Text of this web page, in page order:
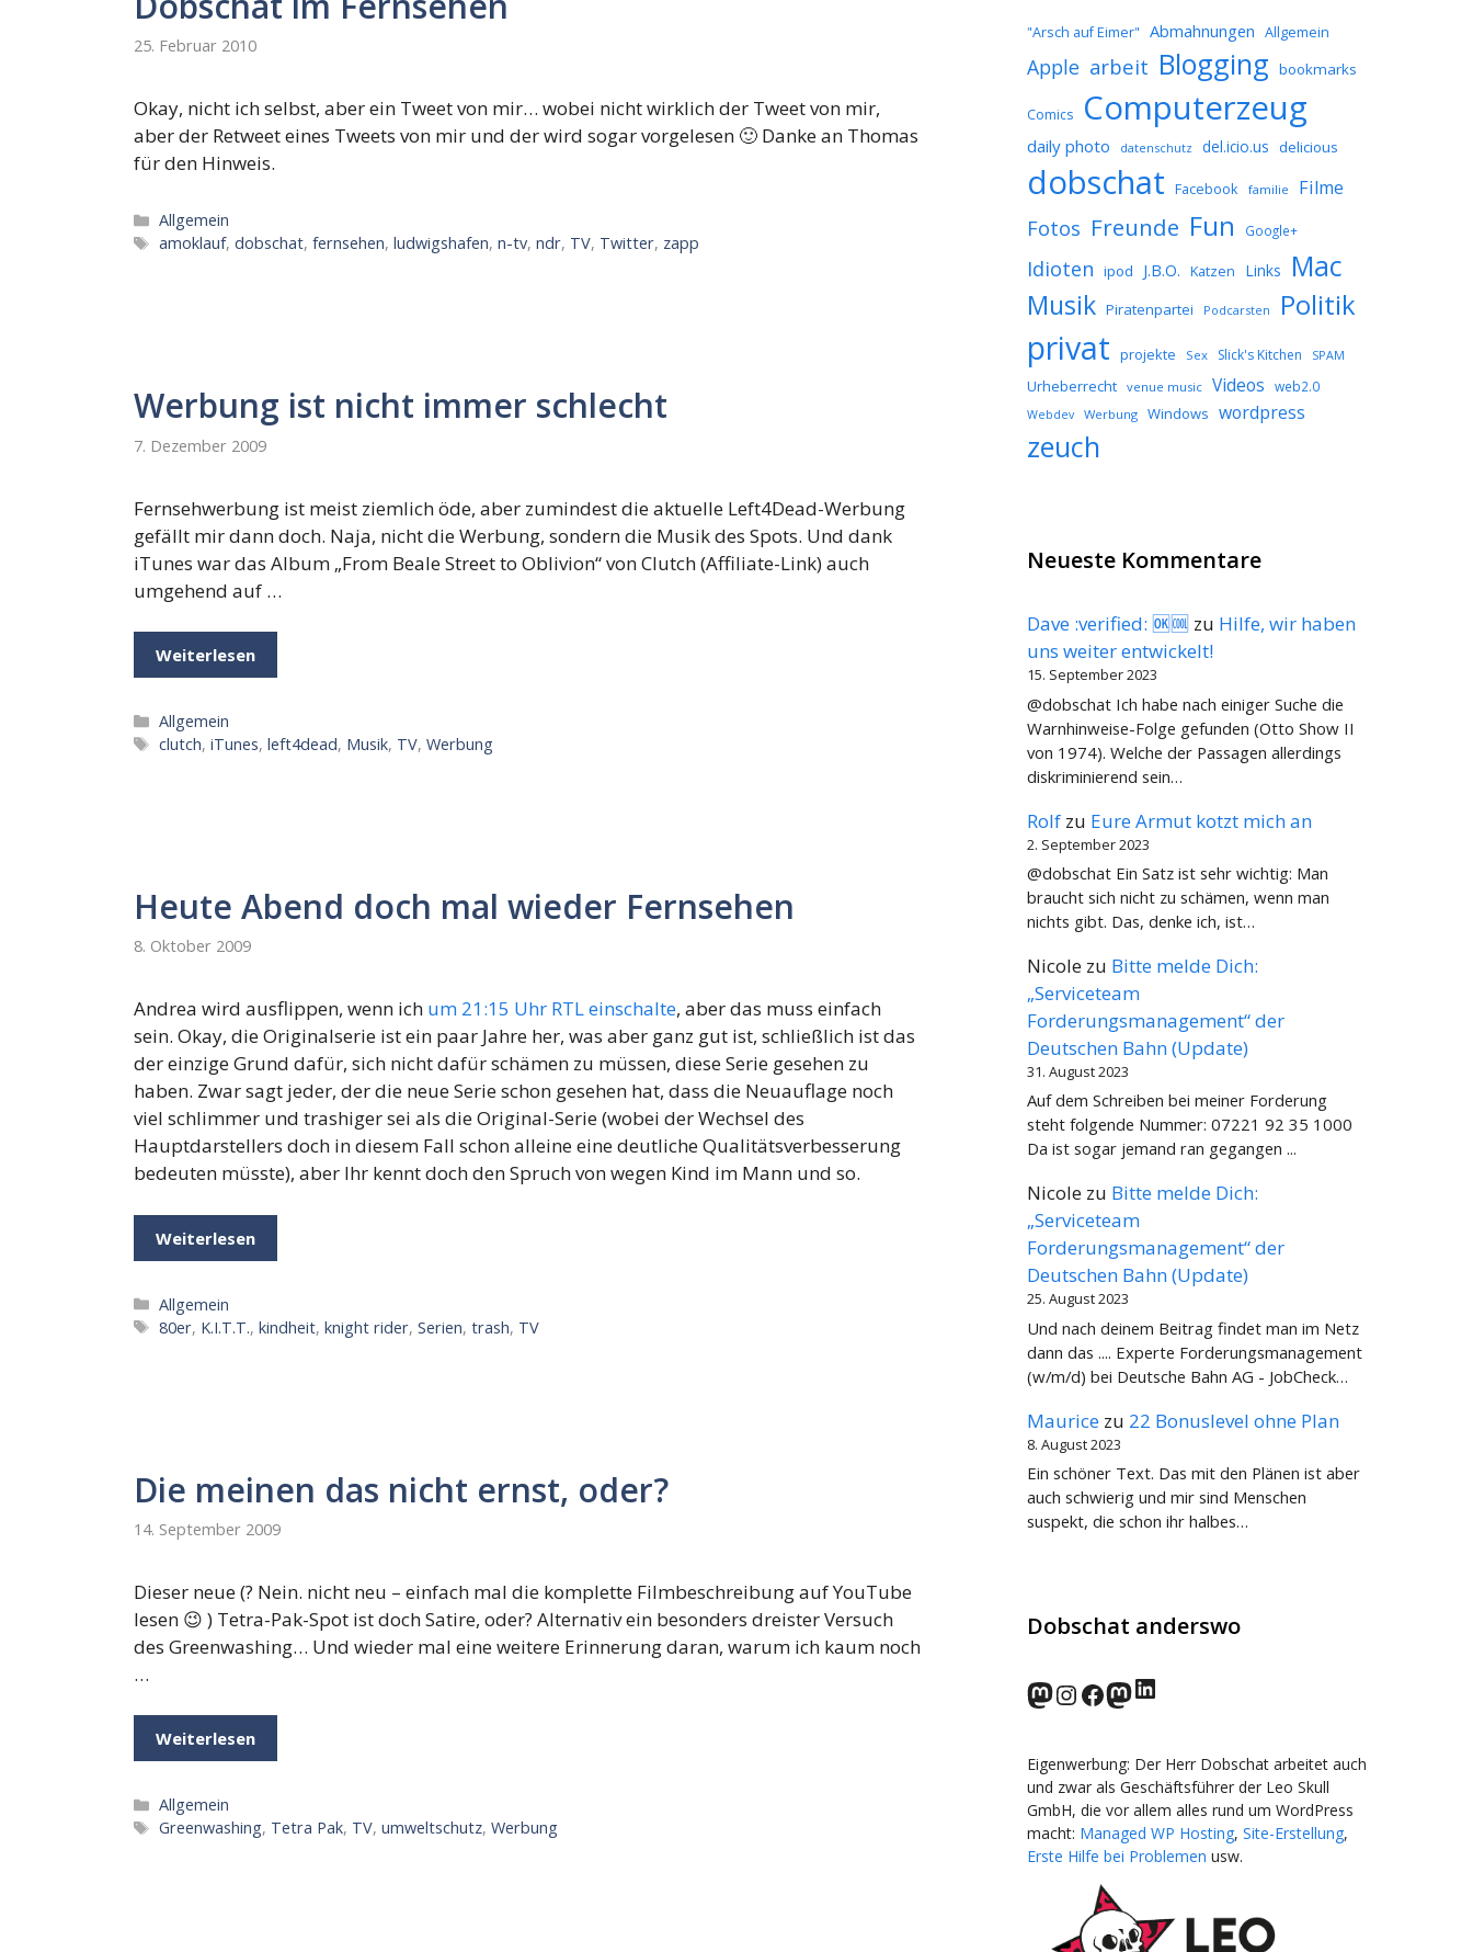
25. Februar 2010
Okay, nicht ich selbst, aber ein Tweet von mir… wobei nicht wirklich der Tweet von mir,
aber der Retweet eines Tweets von mir und der wird sogar vorgelesen 🙂 Danke an Thomas
für den Hinweis.
Kategorien
Allgemein
Schlagwörter
amoklauf,dobschat,fernsehen,ludwigshafen,n-tv,ndr, TV, Twitter, zapp
Werbung ist nicht immer schlecht
7. Dezember 2009
Fernsehwerbung ist meist ziemlich öde, aber zumindest die aktuelle Left4Dead-Werbung
gefällt mir dann doch. Naja, nicht die Werbung, sondern die Musik des Spots. Und dank
iTunes war das Album „From Beale Street to Oblivion“ von Clutch (Affiliate-Link) auch
umgehend auf …
Weiterlesen
Kategorien
Allgemein
Schlagwörter
clutch,iTunes,left4dead, Musik, TV,Werbung
Heute Abend doch mal wieder Fernsehen
8. Oktober 2009
Andrea wird ausflippen, wenn ich um 21:15 Uhr RTL einschalte, aber das muss einfach
sein. Okay, die Originalserie ist ein paar Jahre her, was aber ganz gut ist, schließlich ist das
der einzige Grund dafür, sich nicht dafür schämen zu müssen, diese Serie gesehen zu
haben. Zwar sagt jeder, der die neue Serie schon gesehen hat, dass die Neuauflage noch
viel schlimmer und trashiger sei als die Original-Serie (wobei der Wechsel des
Hauptdarstellers doch in diesem Fall schon alleine eine deutliche Qualitätsverbesserung
bedeuten müsste), aber Ihr kennt doch den Spruch von wegen Kind im Mann und so.
Weiterlesen
Kategorien
Allgemein
Schlagwörter
80er, K.I.T.T.,kindheit,knight rider,Serien,trash, TV
Die meinen das nicht ernst, oder?
14. September 2009
Dieser neue (? Nein. nicht neu – einfach mal die komplette Filmbeschreibung auf YouTube
lesen 😉 ) Tetra-Pak-Spot ist doch Satire, oder? Alternativ ein besonders dreister Versuch
des Greenwashing… Und wieder mal eine weitere Erinnerung daran, warum ich kaum noch
…
Weiterlesen
Kategorien
Allgemein
Schlagwörter
Greenwashing, Tetra Pak, TV,umweltschutz,Werbung
"Arsch auf Eimer" Abmahnungen Allgemein
Apple arbeit Blogging bookmarks
Comics Computerzeug
daily photo datenschutz del.icio.us delicious
dobschat Facebook familie Filme
Fotos Freunde Fun Google+
Idioten ipod J.B.O. Katzen Links Mac
Musik Piratenpartei Podcarsten Politik
privat projekte Sex Slick's Kitchen SPAM
Urheberrecht venue music Videos web2.0
Webdev Werbung Windows wordpress
zeuch
Neueste Kommentare
Dave :verified: 🆗🆒 zu Hilfe, wir haben
uns weiter entwickelt!
15. September 2023
@dobschat Ich habe nach einiger Suche die
Warnhinweise-Folge gefunden (Otto Show II
von 1974). Welche der Passagen allerdings
diskriminierend sein…
Rolf zu Eure Armut kotzt mich an
2. September 2023
@dobschat Ein Satz ist sehr wichtig: Man
braucht sich nicht zu schämen, wenn man
nichts gibt. Das, denke ich, ist…
Nicole zu Bitte melde Dich:
„Serviceteam
Forderungsmanagement“ der
Deutschen Bahn (Update)
31. August 2023
Auf dem Schreiben bei meiner Forderung
steht folgende Nummer: 07221 92 35 1000
Da ist sogar jemand ran gegangen ...
Nicole zu Bitte melde Dich:
„Serviceteam
Forderungsmanagement“ der
Deutschen Bahn (Update)
25. August 2023
Und nach deinem Beitrag findet man im Netz
dann das .... Experte Forderungsmanagement
(w/m/d) bei Deutsche Bahn AG - JobCheck…
Maurice zu 22 Bonuslevel ohne Plan
8. August 2023
Ein schöner Text. Das mit den Plänen ist aber
auch schwierig und mir sind Menschen
suspekt, die schon ihr halbes…
Dobschat anderswo
norden.social
Instagram
Facebook
wp-punks.social
LinkedIn
Eigenwerbung: Der Herr Dobschat arbeitet auch
und zwar als Geschäftsführer der Leo Skull
GmbH, die vor allem alles rund um WordPress
macht: Managed WP Hosting, Site-Erstellung,
Erste Hilfe bei Problemen usw.